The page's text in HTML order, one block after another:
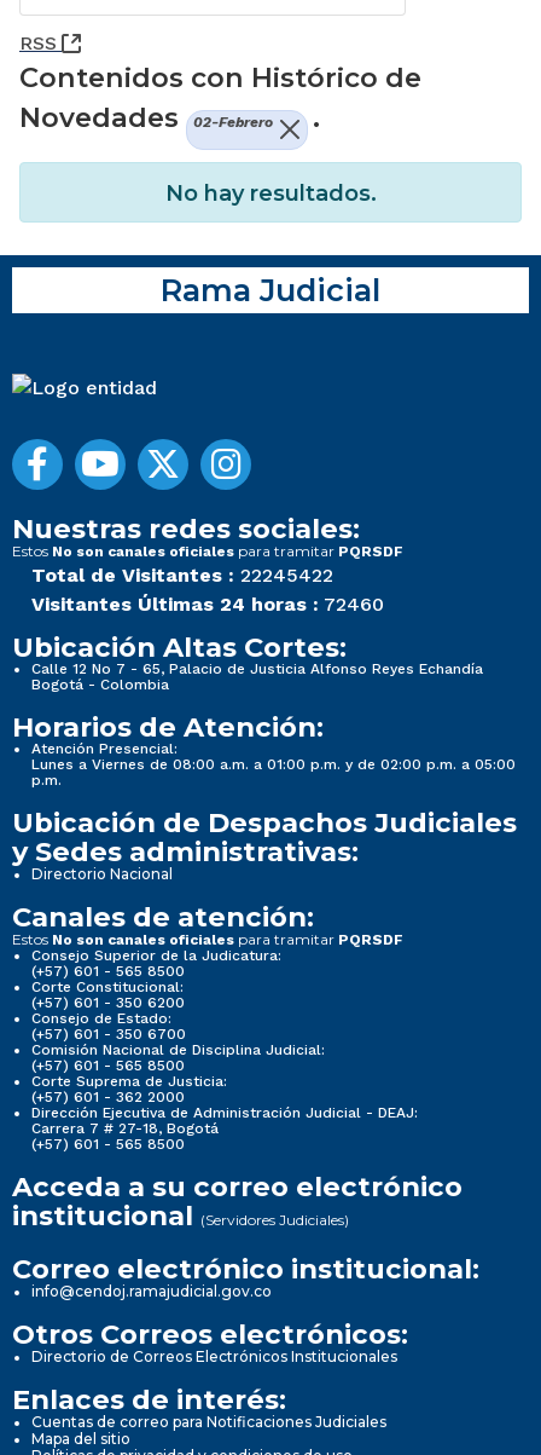
RSS (Abre una nueva ventana)
Contenidos con Histórico de
Novedades
02-Febrero .
No hay resultados.
Rama Judicial
Nuestras redes sociales:
Estos No son canales oficiales para tramitar PQRSDF
Total de Visitantes : 22245422
Visitantes Últimas 24 horas : 72460
Ubicación Altas Cortes:
Calle 12 No 7 - 65, Palacio de Justicia Alfonso Reyes Echandía
Bogotá - Colombia
Horarios de Atención:
Atención Presencial:
Lunes a Viernes de 08:00 a.m. a 01:00 p.m. y de 02:00 p.m. a 05:00
p.m.
Ubicación de Despachos Judiciales
y Sedes administrativas:
Directorio Nacional
Canales de atención:
Estos No son canales oficiales para tramitar PQRSDF
Consejo Superior de la Judicatura:
(+57) 601 - 565 8500
Corte Constitucional:
(+57) 601 - 350 6200
Consejo de Estado:
(+57) 601 - 350 6700
Comisión Nacional de Disciplina Judicial:
(+57) 601 - 565 8500
Corte Suprema de Justicia:
(+57) 601 - 362 2000
Dirección Ejecutiva de Administración Judicial - DEAJ:
Carrera 7 # 27-18, Bogotá
(+57) 601 - 565 8500
Acceda a su correo electrónico
institucional (Servidores Judiciales)
Correo electrónico institucional:
info@cendoj.ramajudicial.gov.co
Otros Correos electrónicos:
Directorio de Correos Electrónicos Institucionales
Enlaces de interés:
Cuentas de correo para Notificaciones Judiciales
Mapa del sitio